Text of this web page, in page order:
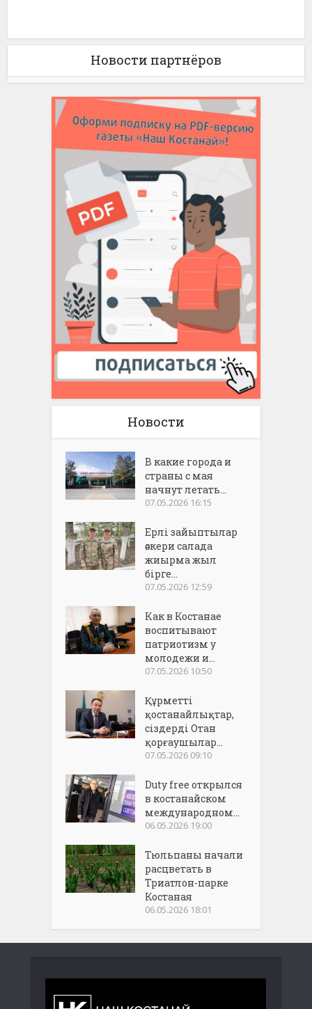
Новости партнёров
Новости
В какие города и
страны с мая
начнут летать...
07.05.2026 16:15
Ерлі зайыптылар
әскери салада
жиырма жыл
бірге...
07.05.2026 12:59
Как в Костанае
воспитывают
патриотизм у
молодежи и...
07.05.2026 10:50
Құрметті
қостанайлықтар,
сіздерді Отан
қорғаушылар...
07.05.2026 09:10
Duty free открылся
в костанайском
международном...
06.05.2026 19:00
Тюльпаны начали
расцветать в
Триатлон-парке
Костаная
06.05.2026 18:01